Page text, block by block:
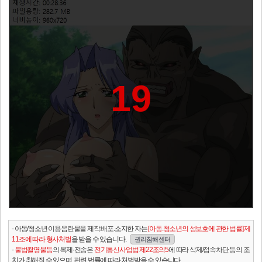
19
- 아동/청소년 이용음란물을 제작.배포.소지한 자는[아동.청소년의 성보호에 관한 법률] 제
11조에 따라 형사처벌을 받을 수 있습니다. 권리침해 센터
-불법촬영물등의 복제·전송은 전기통신사업법 제22조의5에 따라 삭제/접속차단 등의 조